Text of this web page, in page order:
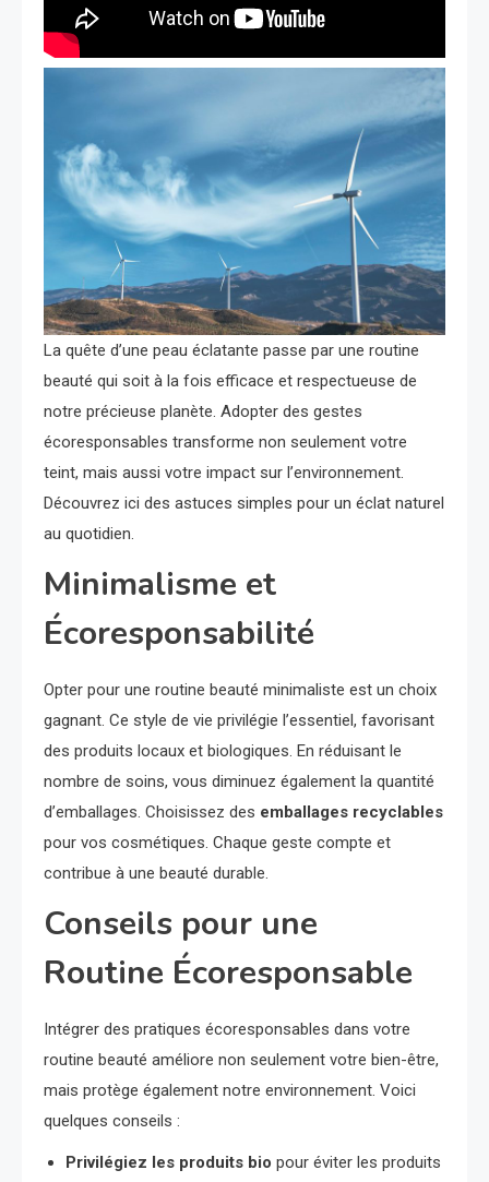
La quête d’une peau éclatante passe par une routine
beauté qui soit à la fois efficace et respectueuse de
notre précieuse planète. Adopter des gestes
écoresponsables transforme non seulement votre
teint, mais aussi votre impact sur l’environnement.
Découvrez ici des astuces simples pour un éclat naturel
au quotidien.
Minimalisme et
Écoresponsabilité
Opter pour une routine beauté minimaliste est un choix
gagnant. Ce style de vie privilégie l’essentiel, favorisant
des produits locaux et biologiques. En réduisant le
nombre de soins, vous diminuez également la quantité
d’emballages. Choisissez des emballages recyclables
pour vos cosmétiques. Chaque geste compte et
contribue à une beauté durable.
Conseils pour une
Routine Écoresponsable
Intégrer des pratiques écoresponsables dans votre
routine beauté améliore non seulement votre bien-être,
mais protège également notre environnement. Voici
quelques conseils :
Privilégiez les produits bio pour éviter les produits